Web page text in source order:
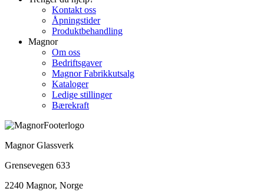
Kontakt oss
Åpningstider
Produktbehandling
Magnor
Om oss
Bedriftsgaver
Magnor Fabrikkutsalg
Kataloger
Ledige stillinger
Bærekraft
Magnor Glassverk
Grensevegen 633
2240 Magnor, Norge